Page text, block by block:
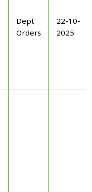
Dept
Orders
22-10-
2025